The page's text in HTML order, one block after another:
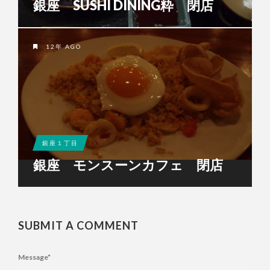
銀座 SUSHI DINING粋 閉店
12年 AGO
銀座１丁目
銀座 モンスーンカフェ 閉店
SUBMIT A COMMENT
Message*